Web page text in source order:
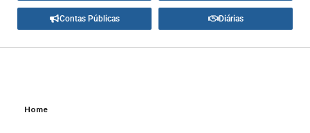
Contas Públicas Diárias
Home